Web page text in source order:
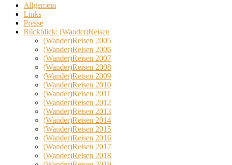
Allgemein
Links
Presse
Rückblick: (Wander)Reisen
(Wander)Reisen 2005
(Wander)Reisen 2006
(Wander)Reisen 2007
(Wander)Reisen 2008
(Wander)Reisen 2009
(Wander)Reisen 2010
(Wander)Reisen 2011
(Wander)Reisen 2012
(Wander)Reisen 2013
(Wander)Reisen 2014
(Wander)Reisen 2015
(Wander)Reisen 2016
(Wander)Reisen 2017
(Wander)Reisen 2018